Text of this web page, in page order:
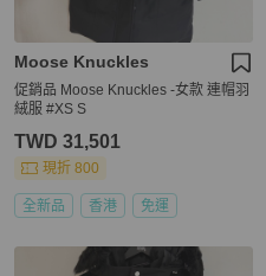
Moose Knuckles
促銷品 Moose Knuckles -女款 連帽羽
絨服 #XS S
TWD 31,501
現折 800
全新品 香港 免運